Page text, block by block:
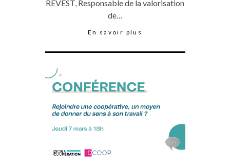
REVEST, Responsable de la valorisation
de…
En savoir plus